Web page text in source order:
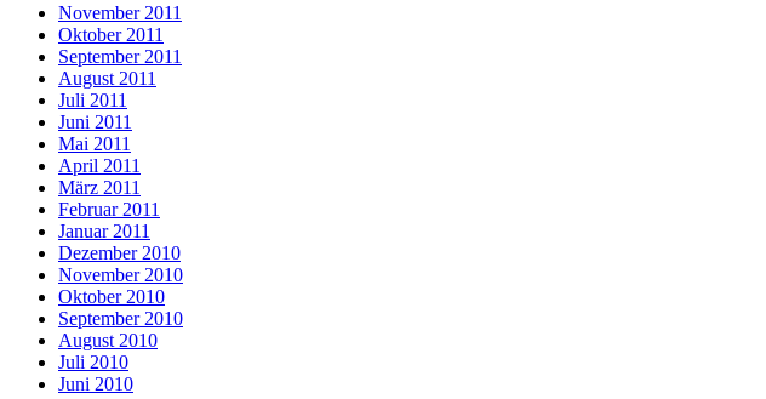
November 2011
Oktober 2011
September 2011
August 2011
Juli 2011
Juni 2011
Mai 2011
April 2011
März 2011
Februar 2011
Januar 2011
Dezember 2010
November 2010
Oktober 2010
September 2010
August 2010
Juli 2010
Juni 2010